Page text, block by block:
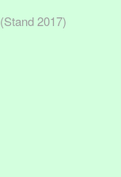
(Stand 2017)